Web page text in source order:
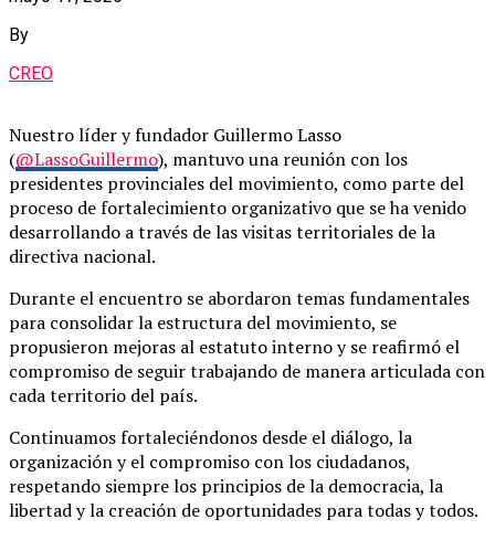
By
CREO
Nuestro líder y fundador Guillermo Lasso
(@LassoGuillermo), mantuvo una reunión con los
presidentes provinciales del movimiento, como parte del
proceso de fortalecimiento organizativo que se ha venido
desarrollando a través de las visitas territoriales de la
directiva nacional.
Durante el encuentro se abordaron temas fundamentales
para consolidar la estructura del movimiento, se
propusieron mejoras al estatuto interno y se reafirmó el
compromiso de seguir trabajando de manera articulada con
cada territorio del país.
Continuamos fortaleciéndonos desde el diálogo, la
organización y el compromiso con los ciudadanos,
respetando siempre los principios de la democracia, la
libertad y la creación de oportunidades para todas y todos.